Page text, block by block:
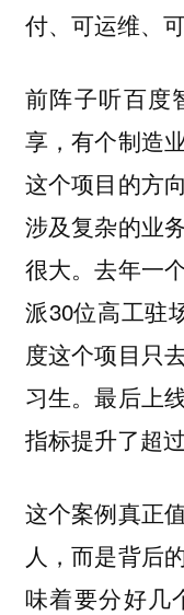
付、可运维、
前阵子听百度
享，有个制造
这个项目的方
涉及复杂的业
很大。去年一
派30位高工驻
度这个项目只
习生。最后上
指标提升了超过
这个案例真正
人，而是背后
味着要分好几